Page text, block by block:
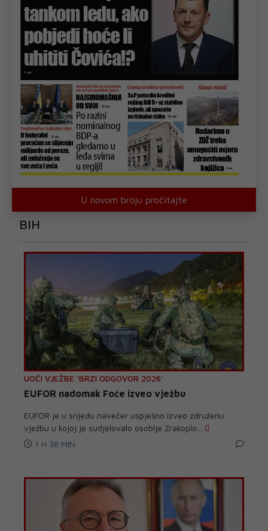
U novom broju pročitajte
BIH
UOČI VJEŽBE 'BRZI ODGOVOR 2026'
EUFOR nadomak Foče izveo vježbu
EUFOR je u srijedu navečer uspješno izveo združenu
vježbu u kojoj je sudjelovalo osoblje Zrakoplo...
1 H 38 MIN